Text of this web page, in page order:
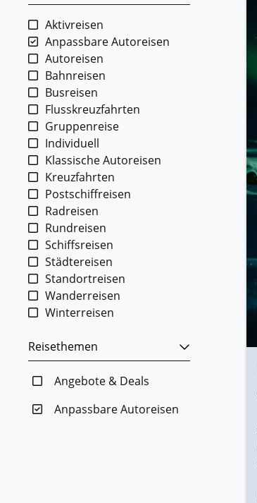
Aktivreisen
Anpassbare Autoreisen
Autoreisen
Bahnreisen
Busreisen
Flusskreuzfahrten
Gruppenreise
Individuell
Klassische Autoreisen
Kreuzfahrten
Postschiffreisen
Radreisen
Rundreisen
Schiffsreisen
Städtereisen
Standortreisen
Wanderreisen
Winterreisen
Reisethemen
Angebote & Deals
Anpassbare Autoreisen